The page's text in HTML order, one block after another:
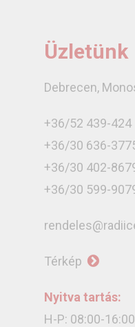
Üzletünk
Debrecen,
+36/52 439-424
+36/30 636-
+36/30 402-
+36/30 599-
Térkép
Nyitva tartás:
H-P: 08:00-